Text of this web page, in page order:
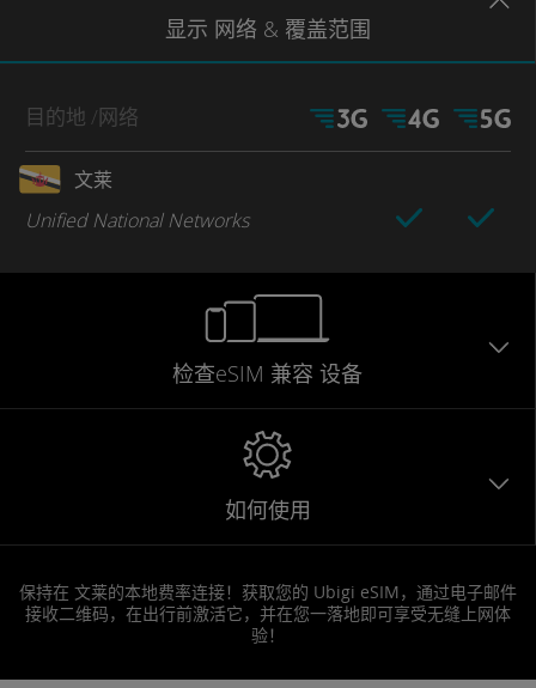
显示 网络 & 覆盖范围
目的地 /网络
文莱
Unified National Networks
检查eSIM 兼容 设备
如何使用
保持在 文莱的本地费率连接！获取您的 Ubigi eSIM，通过电子邮件
接收二维码，在出行前激活它，并在您一落地即可享受无缝上网体
验！